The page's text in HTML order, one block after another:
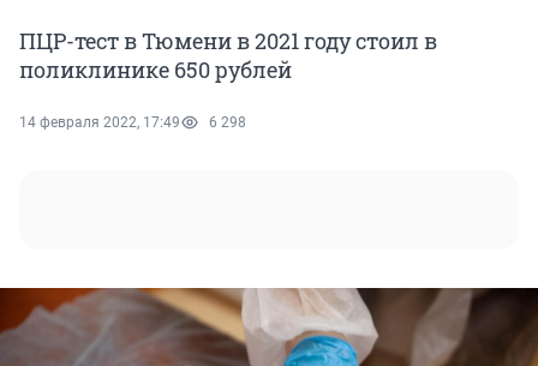
ПЦР-тест в Тюмени в 2021 году стоил в
поликлинике 650 рублей
14 февраля 2022, 17:49 6 298